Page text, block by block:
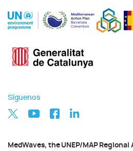
Síguenos
MedWaves, the UNEP/MAP